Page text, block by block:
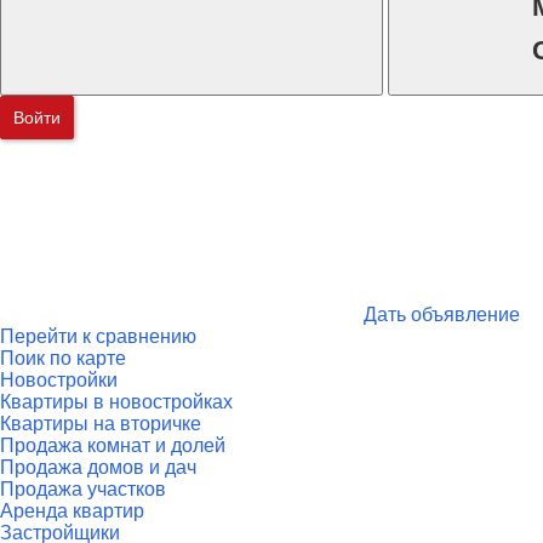
Войти
Дать объявление
Перейти к сравнению
Поик по карте
Новостройки
Квартиры в новостройках
Квартиры на вторичке
Продажа комнат и долей
Продажа домов и дач
Продажа участков
Аренда квартир
Застройщики